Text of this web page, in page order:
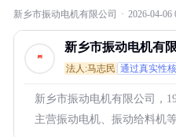
新乡市振动电机有限公司 · 2026-04-06
新乡市振动电机有
法人:马志民 通过真实性
新乡市振动电机有限公司，
主营振动电机、振动给料机